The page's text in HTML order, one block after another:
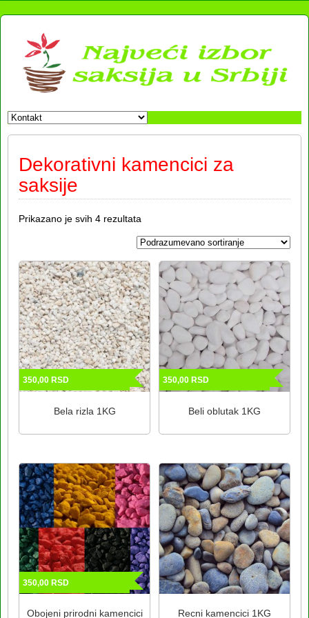
Dekorativni kamencici za
saksije
Prikazano je svih 4 rezultata
Bela rizla 1KG
350,00 RSD
Beli oblutak 1KG
350,00 RSD
Obojeni prirodni kamencici
350,00 RSD
Recni kamencici 1KG